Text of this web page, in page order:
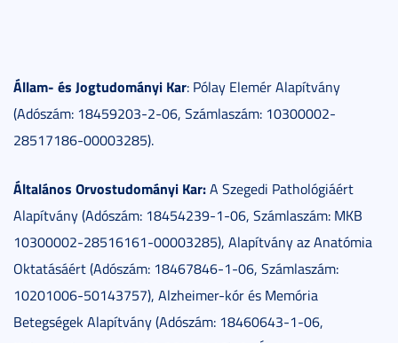
Állam- és Jogtudományi Kar: Pólay Elemér Alapítvány
(Adószám: 18459203-2-06, Számlaszám: 10300002-
28517186-00003285).
Általános Orvostudományi Kar:A Szegedi Pathológiáért
Alapítvány (Adószám: 18454239-1-06, Számlaszám: MKB
10300002-28516161-00003285), Alapítvány az Anatómia
Oktatásáért (Adószám: 18467846-1-06, Számlaszám:
10201006-50143757), Alzheimer-kór és Memória
Betegségek Alapítvány (Adószám: 18460643-1-06,